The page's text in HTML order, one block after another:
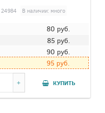
24984 В наличии: много
80 руб.
85 руб.
90 руб.
95 руб.
КУПИТЬ